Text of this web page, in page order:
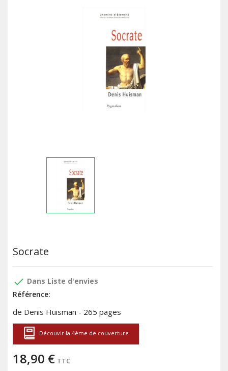
Socrate
done Dans Liste d'envies
Référence:
de Denis Huisman - 265 pages
Découvir la 4ème de couverture
18,90 € TTC